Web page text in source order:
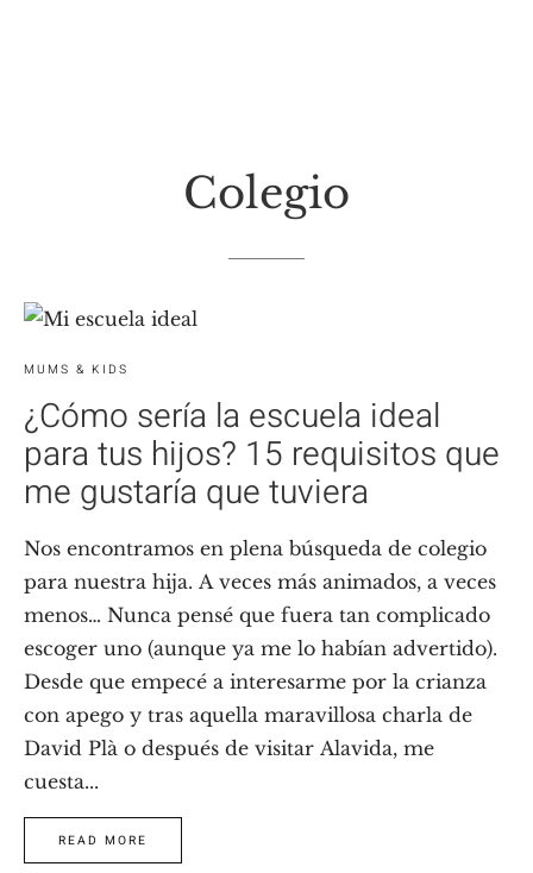
Colegio
MUMS & KIDS
¿Cómo sería la escuela ideal
para tus hijos? 15 requisitos que
me gustaría que tuviera
Nos encontramos en plena búsqueda de colegio
para nuestra hija. A veces más animados, a veces
menos… Nunca pensé que fuera tan complicado
escoger uno (aunque ya me lo habían advertido).
Desde que empecé a interesarme por la crianza
con apego y tras aquella maravillosa charla de
David Plà o después de visitar Alavida, me
cuesta...
READ MORE